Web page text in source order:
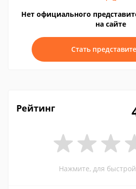
Нет официального
на сайте
Стать
Рейтинг
Нажмите, для